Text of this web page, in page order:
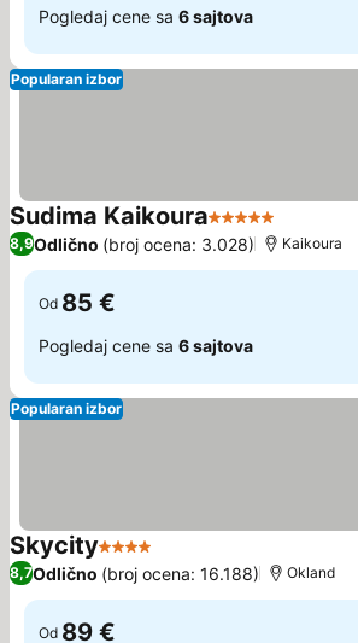
Pogledaj cene sa 6 sajtova
Popularan izbor
Sudima Kaikoura5 Zvezdice
8,9Odlično (broj ocena: 3.028) Kaikoura
Od 85 €
Pogledaj cene sa 6 sajtova
Popularan izbor
Skycity4 Zvezdice
8,7Odlično (broj ocena: 16.188) Okland
Od 89 €